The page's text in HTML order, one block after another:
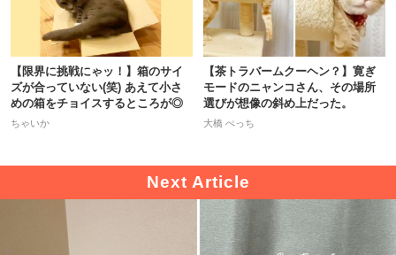
【限界に挑戦にゃッ！】箱のサイ
ズが合っていない(笑) あえて小さ
めの箱をチョイスするところが◎
ちゃいか
【茶トラバームクーヘン？】寛ぎ
モードのニャンコさん、その場所
選びが想像の斜め上だった。
大橋 ぺっち